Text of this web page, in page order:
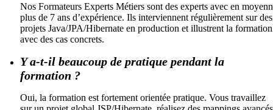
Nos Formateurs Experts Métiers sont des experts avec en
plus de 7 ans d’expérience. Ils interviennent régulièrement sur des
projets Java/JPA/Hibernate en production et illustrent la formation
avec des cas concrets.
Y a-t-il beaucoup de pratique pendant la
formation ?
Oui, la formation est fortement orientée pratique. Vous travaillez